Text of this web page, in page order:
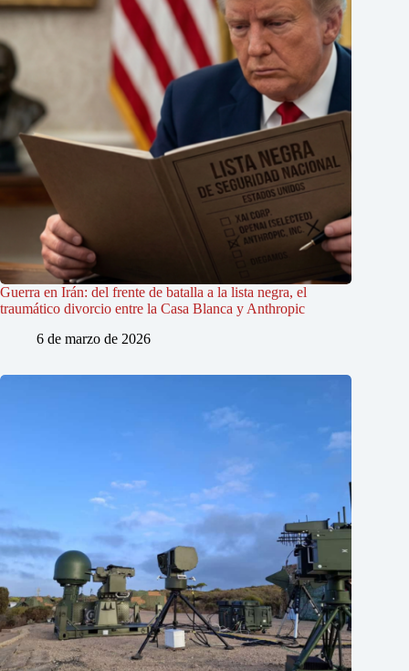
Guerra en Irán: del frente de batalla a la lista negra, el
traumático divorcio entre la Casa Blanca y Anthropic
6 de marzo de 2026